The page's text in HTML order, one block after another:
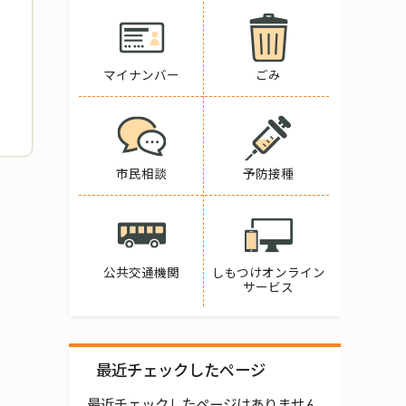
マイナンバー ごみ
市民相談 予防接種
公共交通機関
しもつけオンライン
サービス
最近チェックしたページ